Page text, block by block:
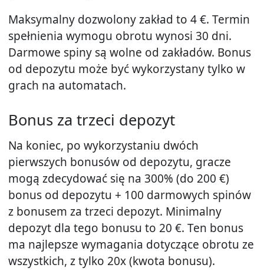
Maksymalny dozwolony zakład to 4 €. Termin
spełnienia wymogu obrotu wynosi 30 dni.
Darmowe spiny są wolne od zakładów. Bonus
od depozytu może być wykorzystany tylko w
grach na automatach.
Bonus za trzeci depozyt
Na koniec, po wykorzystaniu dwóch
pierwszych bonusów od depozytu, gracze
mogą zdecydować się na 300% (do 200 €)
bonus od depozytu + 100 darmowych spinów
z bonusem za trzeci depozyt. Minimalny
depozyt dla tego bonusu to 20 €. Ten bonus
ma najlepsze wymagania dotyczące obrotu ze
wszystkich, z tylko 20x (kwota bonusu).